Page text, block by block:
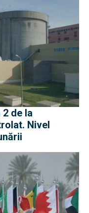
2 de la
Nivel